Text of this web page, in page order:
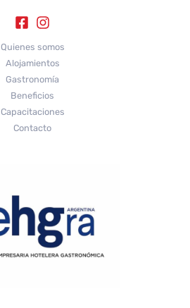
Quienes somos
Alojamientos
Gastronomía
Beneficios
Capacitaciones
Contacto